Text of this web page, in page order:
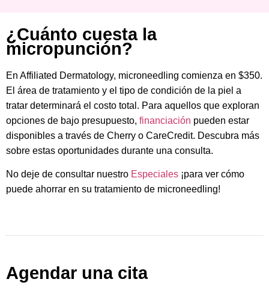
¿Cuánto cuesta la
micropunción?
En Affiliated Dermatology, microneedling comienza en $350.
El área de tratamiento y el tipo de condición de la piel a
tratar determinará el costo total. Para aquellos que exploran
opciones de bajo presupuesto, financiación pueden estar
disponibles a través de Cherry o CareCredit. Descubra más
sobre estas oportunidades durante una consulta.
No deje de consultar nuestro Especiales ¡para ver cómo
puede ahorrar en su tratamiento de microneedling!
Agendar una cita